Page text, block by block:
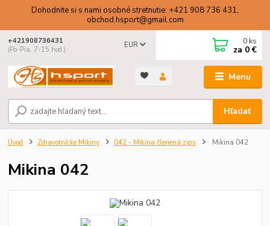
Dohodnite si s nami osobné stretnutie: +421 908 736 431,
obchod.hsport@gmail.com
Menu
EUR
Hľadať
+421908736431
(Po-Pia, 7-15 hod.)
0 ks
za 0 €
Úvod Zdravotnícke Mikiny 042 - Mikina členená zips Mikina 042
Mikina 042